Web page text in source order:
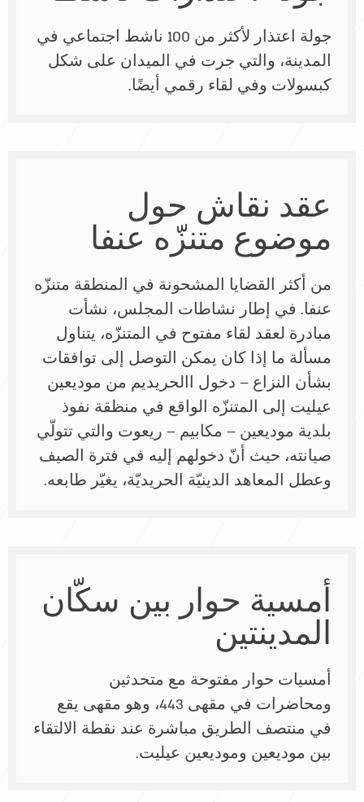
جولة اعتذار لأكثر من 100 ناشط اجتماعي في
المدينة، والتي جرت في الميدان على شكل
كبسولات وفي لقاء رقمي أيضًا.
عقد نقاش حول
موضوع متنزّه عنفا
من أكثر القضايا المشحونة في المنطقة متنزّه
عنفا. في إطار نشاطات المجلس، نشأت
مبادرة لعقد لقاء مفتوح في المتنزّه، يتناول
مسألة ما إذا كان يمكن التوصل إلى توافقات
بشأن النزاع – دخول االحريديم من موديعين
عيليت إلى المتنزّه الواقع في منظقة نفوذ
بلدية موديعين – مكابيم – ريعوت والتي تتولّي
صيانته، حيث أنّ دخولهم إليه في فترة الصيف
وعطل المعاهد الدينيّة الحريديّة، يغيّر طابعه.
أمسية حوار بين سكّان
المدينتين
أمسيات حوار مفتوحة مع متحدثين
ومحاضرات في مقهى 443، وهو مقهى يقع
في منتصف الطريق مباشرة عند نقطة الالتقاء
بين موديعين وموديعين عيليت.